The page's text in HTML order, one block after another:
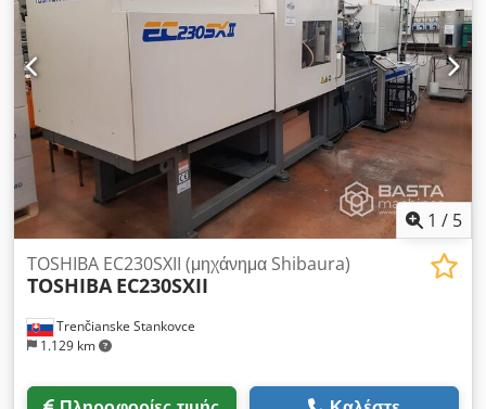
1 / 5
Trenčianske Stankovce
1.129 km
TOSHIBA EC230SXII (μηχάνημα Shibaura)
TOSHIBA EC230SXII